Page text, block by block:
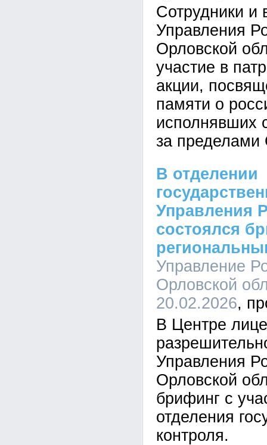
Сотрудники и
Управления
Орловской
участие в
акции,
памяти о
исполнявших
за пределами
В отделении
Управления
состоялся
Управление
Орловской
20.02.2026
В Центре
Управления
Орловской
брифинг с
отделения
контроля.